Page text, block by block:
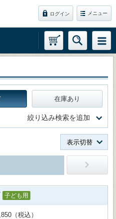
ログイン メニュー
在庫あり
絞り込み検索を追加
表示切替
子ども用
（税込）